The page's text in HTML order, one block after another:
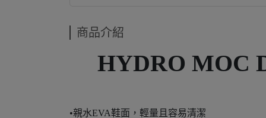
商品介紹
HYDRO MOC
•親水EVA鞋面，輕量且容易清潔